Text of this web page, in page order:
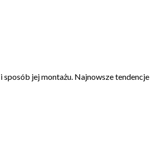
jej montażu. Najnowsze tendencje